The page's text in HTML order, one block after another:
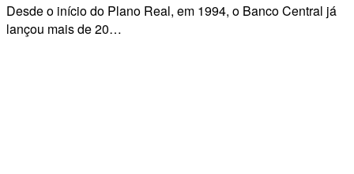
Desde o início do Plano Real, em 1994, o Banco Central já
lançou mais de 20…